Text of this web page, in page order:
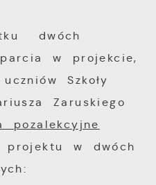
dwóch
w projekcie,
Szkoły
Zaruskiego
pozalekcyjne
projektu w dwóch
promocyjne
podmiotów
naszymi
nasze treści w
komunikatów